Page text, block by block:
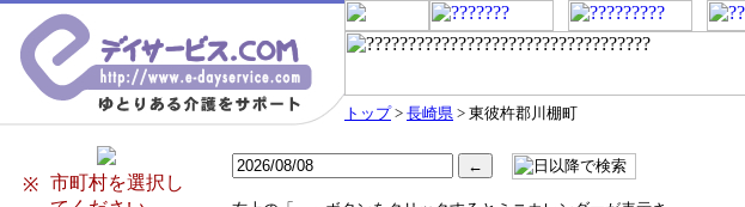
トップ> 長崎県 > 東彼杵郡川棚町
※
市町村を選択し